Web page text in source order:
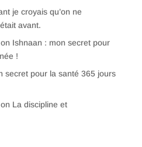
je croyais qu’on ne
avant.
on Ishnaan : mon secret pour
!
secret pour la santé 365 jours
on La discipline et